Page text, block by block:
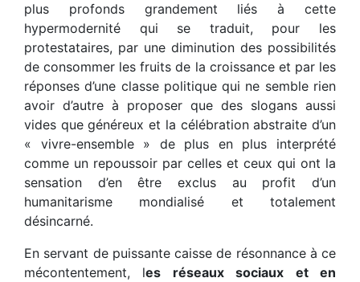
plus profonds grandement liés à cette
hypermodernité qui se traduit, pour les
protestataires, par une diminution des possibilités
de consommer les fruits de la croissance et par les
réponses d’une classe politique qui ne semble rien
avoir d’autre à proposer que des slogans aussi
vides que généreux et la célébration abstraite d’un
« vivre-ensemble » de plus en plus interprété
comme un repoussoir par celles et ceux qui ont la
sensation d’en être exclus au profit d’un
humanitarisme mondialisé et totalement
désincarné.
En servant de puissante caisse de résonnance à ce
mécontentement, les réseaux sociaux et en